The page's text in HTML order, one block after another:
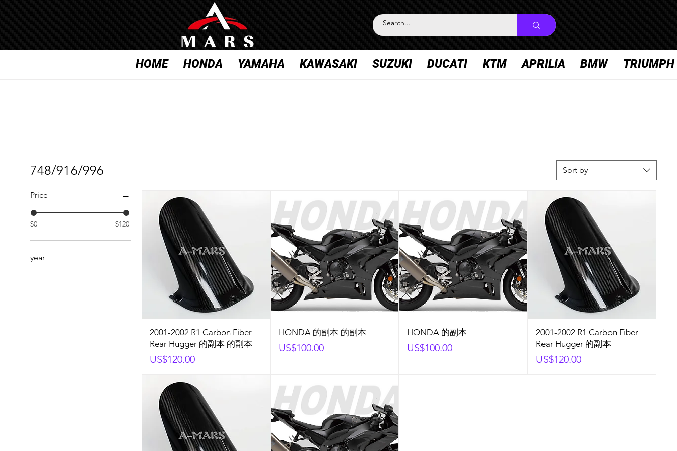
Log In
HOME HONDA YAMAHA KAWASAKI SUZUKI DUCATI KTM APRILIA BMW TRIUMPH
748/916/996
Price
$0 $120
year
2001
Sort by
2001-2002 R1 Carbon Fiber
Rear Hugger 的副本 的副本
Price
US$120.00
HONDA 的副本 的副本
Price
US$100.00
HONDA 的副本
Price
US$100.00
2001-2002 R1 Carbon Fiber
Rear Hugger 的副本
Price
US$120.00